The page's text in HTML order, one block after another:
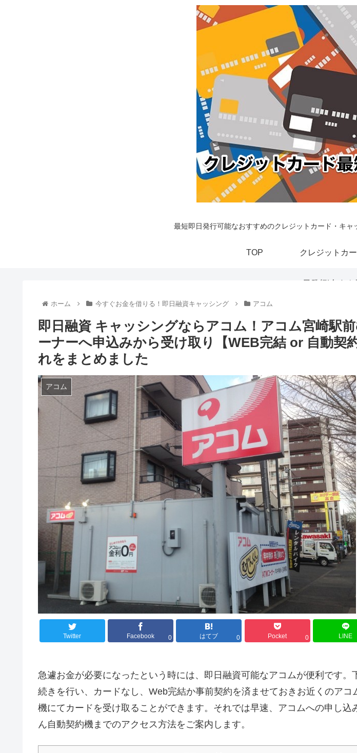
最短即日発行可能なおすすめのクレジットカード・キ
TOP クレジットカ
日発行|今すぐ
ドを紹
ホーム 今すぐお金を借りる！即日融資キャッシング アコム
即日融資 キャッシングならアコム！アコム宮崎駅
ーナーへ申込みから受け取り【WEB完結 or 自動契
れをまとめました
アコム
Twitter Facebook 0 はてブ 0 Pocket 0 LINE
急遽お金が必要になったという時には、即日融資可能なアコムが便利です。
続きを行い、カードなし、Web完結か事前契約を済ませておきお近くのアコ
機にてカードを受け取ることができます。それでは早速、アコムへの申し込
ん自動契約機までのアクセス方法をご案内します。